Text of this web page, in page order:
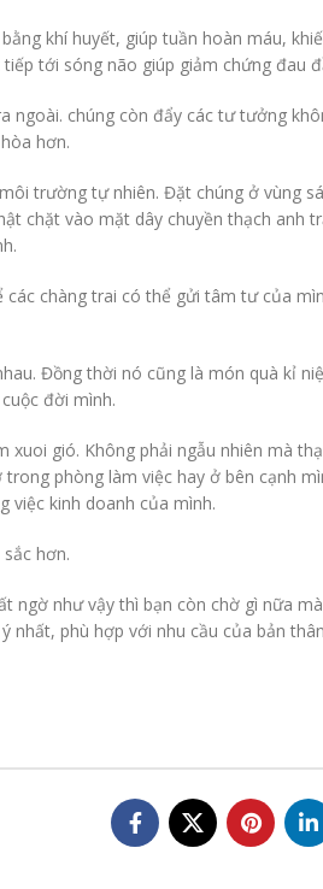
khí huyết, giúp tuần hoàn máu,
tới sóng não giúp giảm chứng đau
ngoài. chúng còn đẩy các tư tưởng
hơn.
trường tự nhiên. Đặt chúng ở vùng
chặt vào mặt dây chuyền thạch anh
chàng trai có thể gửi tâm tư của
Đồng thời nó cũng là món quà kỉ
đời mình.
gió. Không phải ngẫu nhiên mà
phòng làm việc hay ở bên cạnh
việc kinh doanh của mình.
hơn.
ngờ như vậy thì bạn còn chờ gì nữa
nhất, phù hợp với nhu cầu của bản